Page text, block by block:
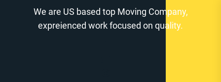
We are US based top Moving Company,
expreienced work focused on quality.